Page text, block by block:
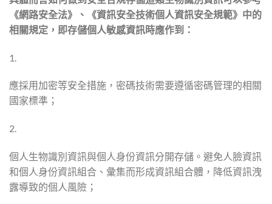
《網路安全法》、《資訊安全技術個人資訊安全規範》中的
相關規定，即存儲個人敏感資訊時應作到：
1.
應採用加密等安全措施，密碼技術需要遵循密碼管理的相關
國家標準；
2.
個人生物識別資訊與個人身份資訊分開存儲。避免人臉資訊
和個人身份資訊組合、彙集而形成資訊組合體，降低資訊洩
露導致的個人風險；